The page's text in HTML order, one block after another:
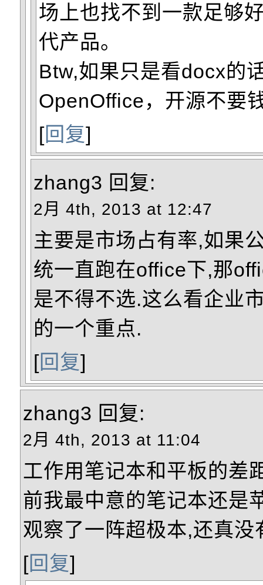
场上也找不到一款足够
代产品。
Btw,如果只是看docx的
OpenOffice，开源不要
[回复]
zhang3 回复:
2月 4th, 2013 at 12:47
主要是市场占有率,如果
统一直跑在office下,那
是不得不选.这么看企业
的一个重点.
[回复]
zhang3 回复:
2月 4th, 2013 at 11:04
工作用笔记本和平板的差
前我最中意的笔记本还是
观察了一阵超极本,还真没
[回复]